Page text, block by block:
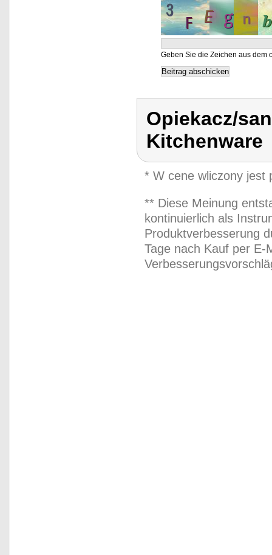
Geben Sie die Zeichen aus dem
Opiekacz/
Kitchenware
* W cene wliczony jest
** Diese Meinung
kontinuierlich als
Produktverbesserung
Tage nach Kauf per E-